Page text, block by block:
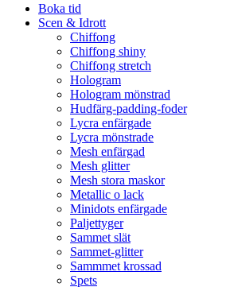
Boka tid
Scen & Idrott
Chiffong
Chiffong shiny
Chiffong stretch
Hologram
Hologram mönstrad
Hudfärg-padding-foder
Lycra enfärgade
Lycra mönstrade
Mesh enfärgad
Mesh glitter
Mesh stora maskor
Metallic o lack
Minidots enfärgade
Paljettyger
Sammet slät
Sammet-glitter
Sammmet krossad
Spets